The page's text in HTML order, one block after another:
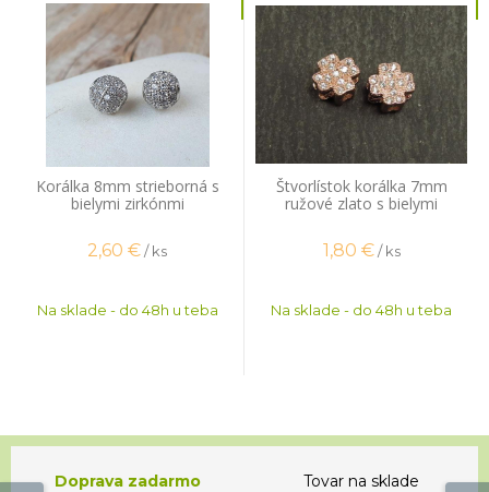
Korálka 8mm strieborná s
bielymi zirkónmi
2,60 €/ ks
Na sklade - do 48h u teba
Štvorlístok korálka 7mm
ružové zlato s bielymi
1,80 € / ks
Na sklade - do 48h u teba
Doprava zadarmo
Tovar na sklade